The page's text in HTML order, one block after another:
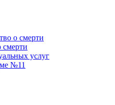
о смерти
смерти
услуг
№11